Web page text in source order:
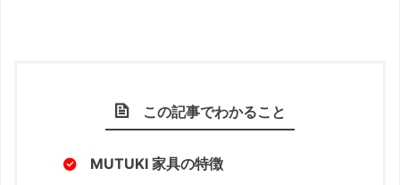
この記事でわかること
MUTUKI 家具の特徴